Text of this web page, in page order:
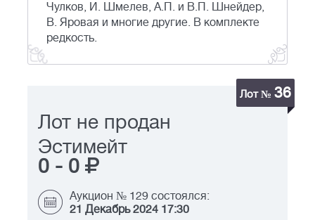
Чулков, И. Шмелев, А.П. и В.П. Шнейдер,
В. Яровая и многие другие. В комплекте
редкость.
Лот № 36
Лот не продан
Эстимейт
0 - 0
Аукцион № 129 состоялся:
21 Декабрь 2024 17:30